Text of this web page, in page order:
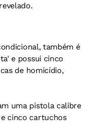
também é
e possui cinco
de homicídio,
uma pistola calibre
cinco cartuchos